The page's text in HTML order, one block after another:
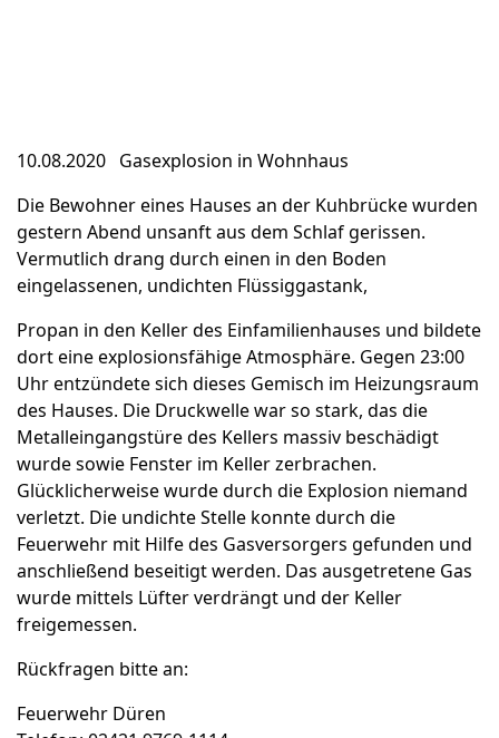
10.08.2020 Gasexplosion in Wohnhaus
Die Bewohner eines Hauses an der Kuhbrücke wurden
gestern Abend unsanft aus dem Schlaf gerissen.
Vermutlich drang durch einen in den Boden
eingelassenen, undichten Flüssiggastank,
Propan in den Keller des Einfamilienhauses und bildete
dort eine explosionsfähige Atmosphäre. Gegen 23:00
Uhr entzündete sich dieses Gemisch im Heizungsraum
des Hauses. Die Druckwelle war so stark, das die
Metalleingangstüre des Kellers massiv beschädigt
wurde sowie Fenster im Keller zerbrachen.
Glücklicherweise wurde durch die Explosion niemand
verletzt. Die undichte Stelle konnte durch die
Feuerwehr mit Hilfe des Gasversorgers gefunden und
anschließend beseitigt werden. Das ausgetretene Gas
wurde mittels Lüfter verdrängt und der Keller
freigemessen.
Rückfragen bitte an:
Feuerwehr Düren